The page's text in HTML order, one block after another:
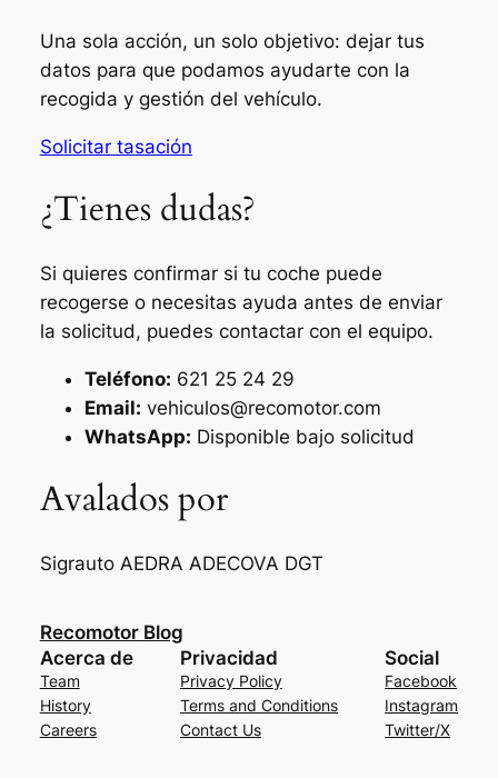
Una sola acción, un solo objetivo: dejar tus
datos para que podamos ayudarte con la
recogida y gestión del vehículo.
Solicitar tasación
¿Tienes dudas?
Si quieres confirmar si tu coche puede
recogerse o necesitas ayuda antes de enviar
la solicitud, puedes contactar con el equipo.
Teléfono: 621 25 24 29
Email: vehiculos@recomotor.com
WhatsApp: Disponible bajo solicitud
Avalados por
Sigrauto AEDRA ADECOVA DGT
Recomotor Blog
Acerca de
Team
History
Careers
Privacidad
Privacy Policy
Terms and Conditions
Contact Us
Social
Facebook
Instagram
Twitter/X